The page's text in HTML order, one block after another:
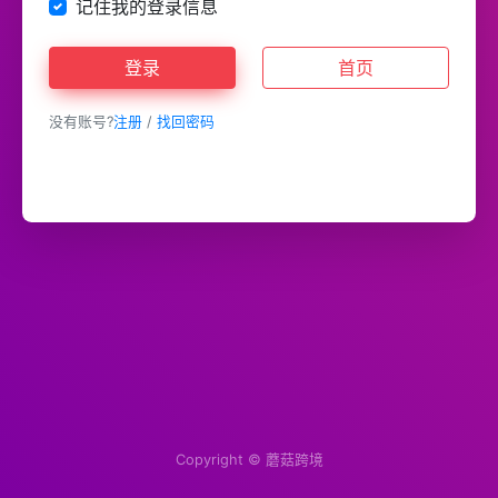
记住我的登录信息
登录 首页
没有账号?注册 / 找回密码
Copyright © 蘑菇跨境